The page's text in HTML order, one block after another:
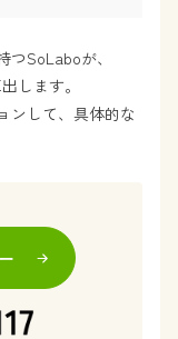
SoLaboが、
します。
ンして、具体的な